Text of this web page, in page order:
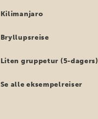
Kilimanjaro
Bryllupsreise
Liten gruppetur (5-dagers)
Se alle eksempelreiser